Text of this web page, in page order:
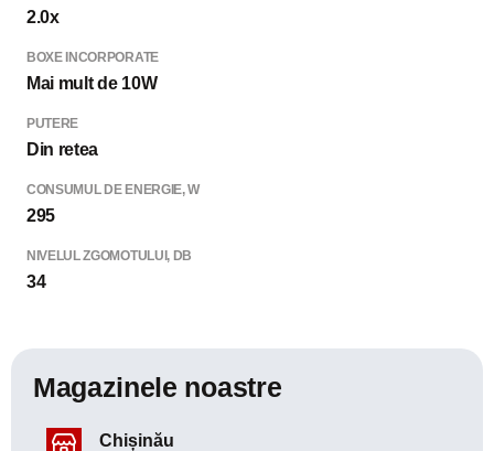
2.0x
BOXE INCORPORATE
Mai mult de 10W
PUTERE
Din retea
CONSUMUL DE ENERGIE, W
295
NIVELUL ZGOMOTULUI, DB
34
Magazinele noastre
Chișinău